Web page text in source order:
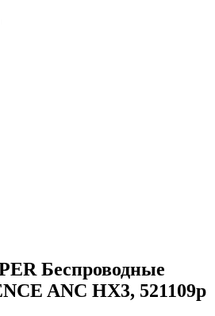
Беспроводные
ANC HX3, 521109p